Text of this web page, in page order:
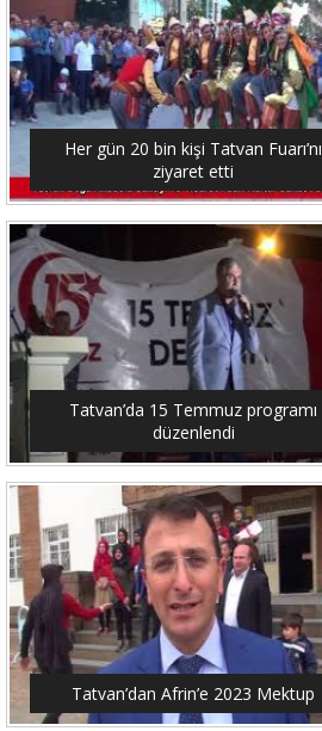
Her gün 20 bin kişi Tatvan Fuarı’nı
ziyaret etti
Tatvan’da 15 Temmuz programı
düzenlendi
Tatvan’dan Afrin’e 2023 Mektup